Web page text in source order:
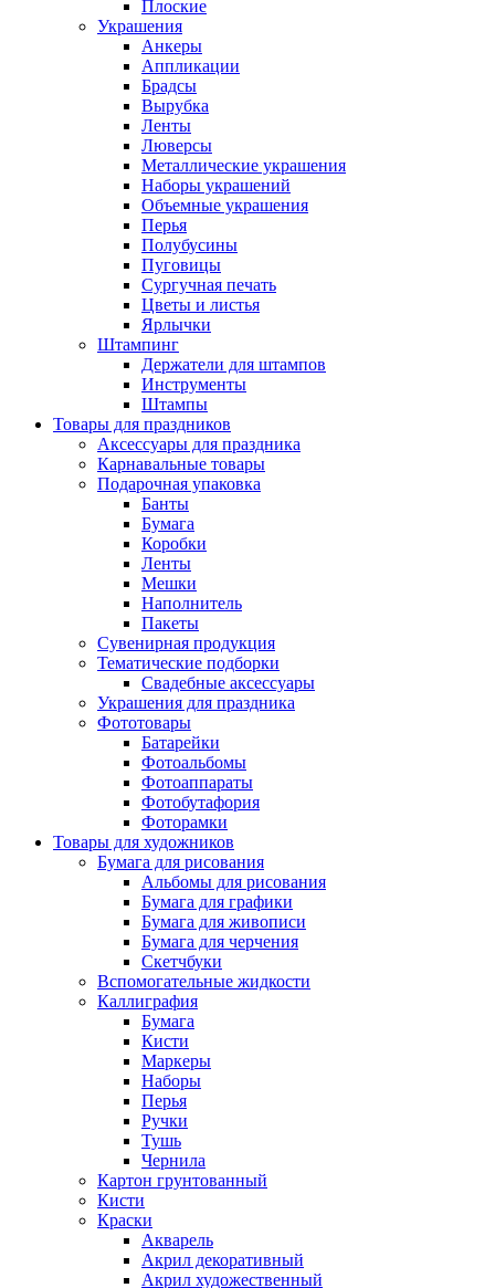
Плоские
Украшения
Анкеры
Аппликации
Брадсы
Вырубка
Ленты
Люверсы
Металлические украшения
Наборы украшений
Объемные украшения
Перья
Полубусины
Пуговицы
Сургучная печать
Цветы и листья
Ярлычки
Штампинг
Держатели для штампов
Инструменты
Штампы
Товары для праздников
Аксессуары для праздника
Карнавальные товары
Подарочная упаковка
Банты
Бумага
Коробки
Ленты
Мешки
Наполнитель
Пакеты
Сувенирная продукция
Тематические подборки
Свадебные аксессуары
Украшения для праздника
Фототовары
Батарейки
Фотоальбомы
Фотоаппараты
Фотобутафория
Фоторамки
Товары для художников
Бумага для рисования
Альбомы для рисования
Бумага для графики
Бумага для живописи
Бумага для черчения
Скетчбуки
Вспомогательные жидкости
Каллиграфия
Бумага
Кисти
Маркеры
Наборы
Перья
Ручки
Тушь
Чернила
Картон грунтованный
Кисти
Краски
Акварель
Акрил декоративный
Акрил художественный